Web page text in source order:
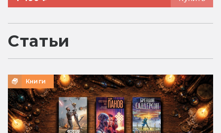
Статьи
Книги